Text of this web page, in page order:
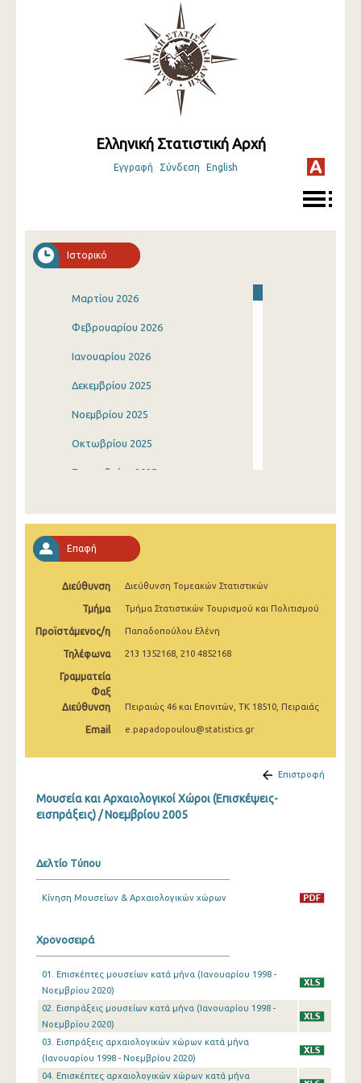
Ελληνική Στατιστική Αρχή
Εγγραφή Σύνδεση English
Ιστορικό
Μαρτίου 2026
Φεβρουαρίου 2026
Ιανουαρίου 2026
Δεκεμβρίου 2025
Νοεμβρίου 2025
Οκτωβρίου 2025
Σεπτεμβρίου 2025
Ιουνίου 2025
Μαΐου 2025
Απριλίου 2025
Μαρτίου 2025
Φεβρουαρίου 2025
Ιανουαρίου 2025
Δεκεμβρίου 2024
Οκτωβρίου 2024
Σεπτεμβρίου 2024
Ιουλίου 2024
Μαΐου 2024
Μαρτίου 2024
Φεβρουαρίου 2024
Ιανουαρίου 2024
Επαφή
Διεύθυνση Διεύθυνση Τομεακών Στατιστικών
Τμήμα Τμήμα Στατιστικών Τουρισμού και Πολιτισμού
Προϊστάμενος/η Παπαδοπούλου Ελένη
Τηλέφωνα 213 1352168, 210 4852168
Γραμματεία
Φαξ
Διεύθυνση
Πειραιώς 46 και Επονιτών, ΤΚ 18510, Πειραιάς
Email e.papadopoulou@statistics.gr
Επιστροφή
Μουσεία και Αρχαιολογικοί Χώροι (Επισκέψεις-
εισπράξεις) / Νοεμβρίου 2005
Δελτίο Τύπου
Κίνηση Μουσείων & Αρχαιολογικών χώρων
Χρονοσειρά
01. Επισκέπτες μουσείων κατά μήνα (Ιανουαρίου 1998 -
Νοεμβρίου 2020)
02. Εισπράξεις μουσείων κατά μήνα (Ιανουαρίου 1998 -
Νοεμβρίου 2020)
03. Εισπράξεις αρχαιολογικών χώρων κατά μήνα
(Ιανουαρίου 1998 - Νοεμβρίου 2020)
04. Επισκέπτες αρχαιολογικών χώρων κατά μήνα